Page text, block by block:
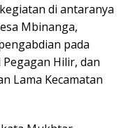
di antaranya
Mbinanga,
pada
Hilir, dan
Lama Kecamatan